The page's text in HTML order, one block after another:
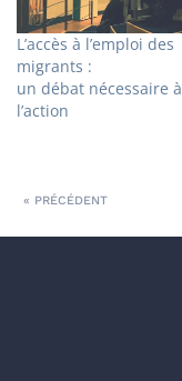
L’accès à l’emploi des
migrants :
un débat nécessaire à
l’action
« PRÉCÉDENT